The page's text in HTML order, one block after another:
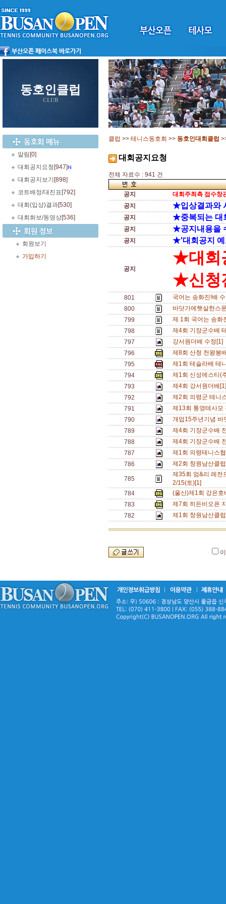
동호인클럽
CLUB
알림 [0]
대회공지요청 [947]
대회공지보기 [898]
코트배정/대진표 [792]
대회(입상)결과[530]
대회화보/동영상[536]
회원보기
가입하기
클럽 >> 테니스동호회 >> 동호인대회클럽
대회공지요청
전체 자료수 : 941 건
공지
대회주최측 접수창
공지
★입상결과와
공지 ★중복되는 대
공지 ★공지내용을
공지 ★'대회공지 예
공지
★대회
★신청
801
국어는 송화진!배
800
바닷가에햇살한스
799
제 1회 국어는 송
798
제4회 기장군수배
797
강서원더배 수정[1]
796
제8회 산청 천왕봉
795
제1회 테슬라배 테
794
제1회 신성에스티(
793
제4회 강서원더배
792
제2회 의령군 테니
791
제13회 통영테사
790
개업15주년기념
789
제4회 기장군수배
788
제4회 기장군수배
787
제1회 의령테니스
786
제2회 창원남산클
785
제35회 엄&리 레전
2/15(토)[1]
784
(울산)제1회 강은
783
제7회 히든비오픈
782
제1회 창원남산클